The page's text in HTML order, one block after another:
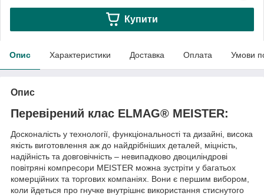
Купити
Опис Характеристики Доставка Оплата Умови
Опис
Перевірений клас ELMAG® MEISTER:
Досконалість у технології, функціональності та дизайні, висока
якість виготовлення аж до найдрібніших деталей, міцність,
надійність та довговічність – невипадково двоциліндрові
повітряні компресори MEISTER можна зустріти у багатьох
комерційних та торгових компаніях. Вони є першим вибором,
коли йдеться про гнучке внутрішнє використання стиснутого